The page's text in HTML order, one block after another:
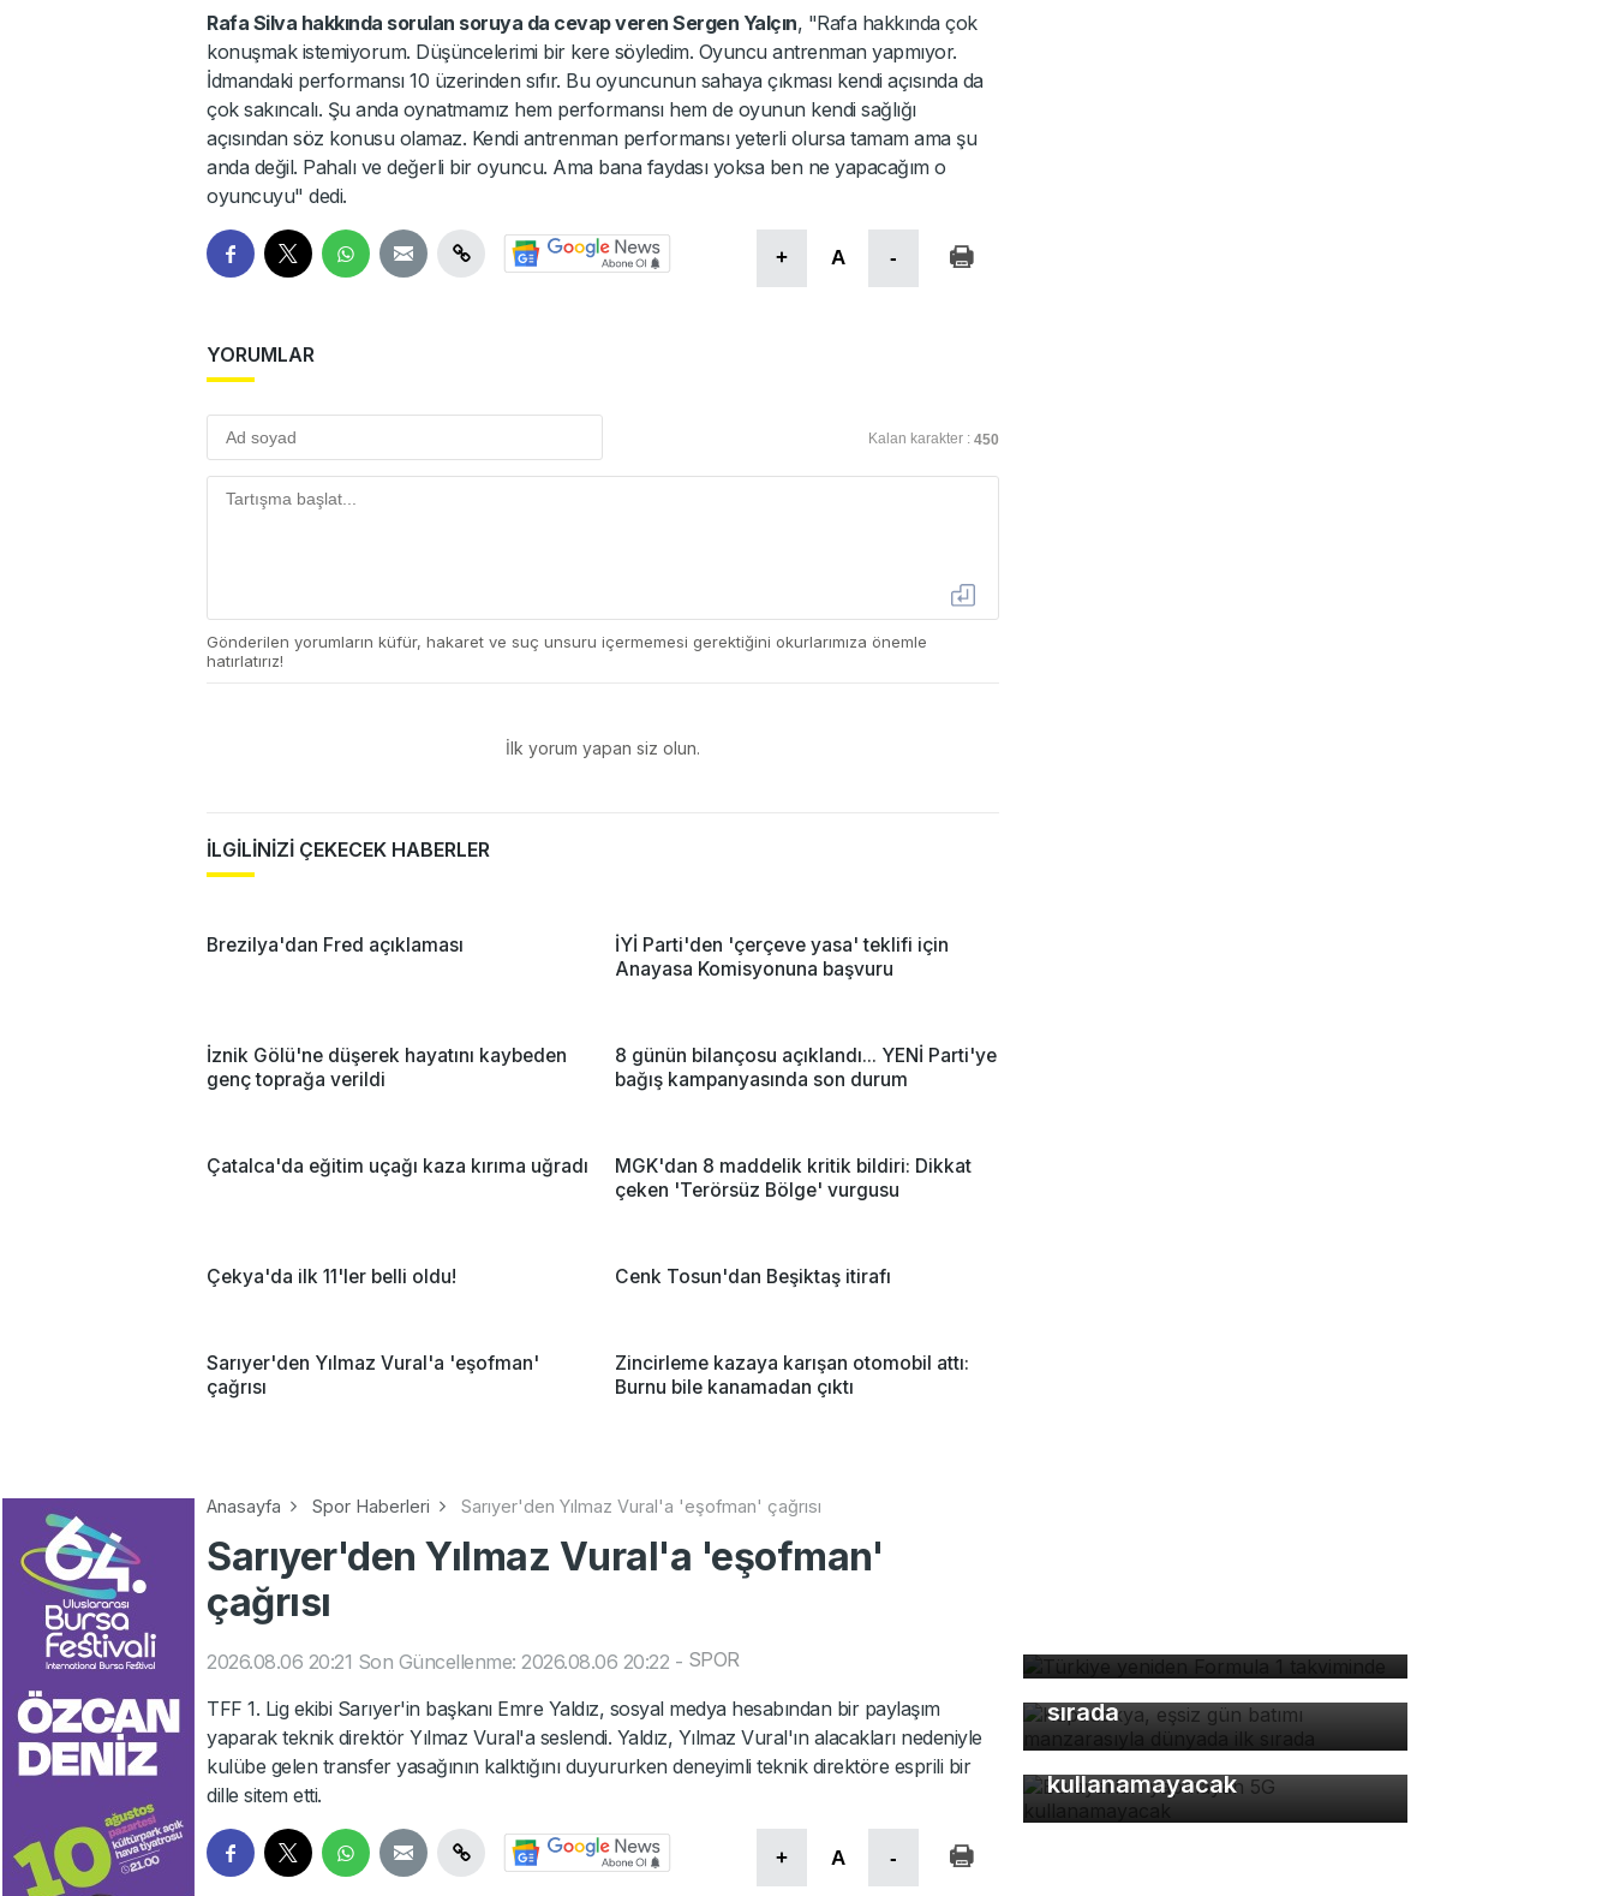
Rafa Silva hakkında sorulan soruya da cevap veren Sergen Yalçın, "Rafa hakkında çok
konuşmak istemiyorum. Düşüncelerimi bir kere söyledim. Oyuncu antrenman yapmıyor.
İdmandaki performansı 10 üzerinden sıfır. Bu oyuncunun sahaya çıkması kendi açısında da
çok sakıncalı. Şu anda oynatmamız hem performansı hem de oyunun kendi sağlığı
açısından söz konusu olamaz. Kendi antrenman performansı yeterli olursa tamam ama şu
anda değil. Pahalı ve değerli bir oyuncu. Ama bana faydası yoksa ben ne yapacağım o
oyuncuyu" dedi.
+ A -
YORUMLAR
Kalan karakter : 450
Gönderilen yorumların küfür, hakaret ve suç unsuru içermemesi gerektiğini okurlarımıza önemle
hatırlatırız!
İlk yorum yapan siz olun.
İLGİLİNİZİ ÇEKECEK HABERLER
Brezilya'dan Fred açıklaması
İYİ Parti'den 'çerçeve yasa' teklifi için
Anayasa Komisyonuna başvuru
İznik Gölü'ne düşerek hayatını kaybeden
genç toprağa verildi
8 günün bilançosu açıklandı... YENİ Parti'ye
bağış kampanyasında son durum
Çatalca'da eğitim uçağı kaza kırıma uğradı
MGK'dan 8 maddelik kritik bildiri: Dikkat
çeken 'Terörsüz Bölge' vurgusu
Çekya'da ilk 11'ler belli oldu! Cenk Tosun'dan Beşiktaş itirafı
Sarıyer'den Yılmaz Vural'a 'eşofman'
çağrısı
Zincirleme kazaya karışan otomobil attı:
Burnu bile kanamadan çıktı
Anasayfa Spor Haberleri Sarıyer'den Yılmaz Vural'a 'eşofman' çağrısı
Sarıyer'den Yılmaz Vural'a 'eşofman'
çağrısı
2026.08.06 20:21 Son Güncellenme: 2026.08.06 20:22 - SPOR
TFF 1. Lig ekibi Sarıyer'in başkanı Emre Yaldız, sosyal medya hesabından bir paylaşım
yaparak teknik direktör Yılmaz Vural'a seslendi. Yaldız, Yılmaz Vural'ın alacakları nedeniyle
kulübe gelen transfer yasağının kalktığını duyururken deneyimli teknik direktöre esprili bir
dille sitem etti.
+ A -
Kapadokya, eşsiz gün batımı
manzarasıyla dünyada ilk
sırada
Bu ayarları yapmayan 5G
kullanamayacak